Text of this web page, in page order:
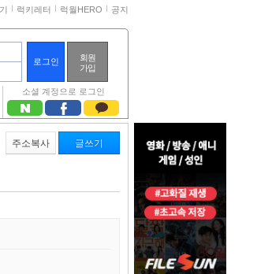
럭키레터 럭월HERO 공지
회원
가입
소셜 계정으로 로그인
주소복사 글쓰기